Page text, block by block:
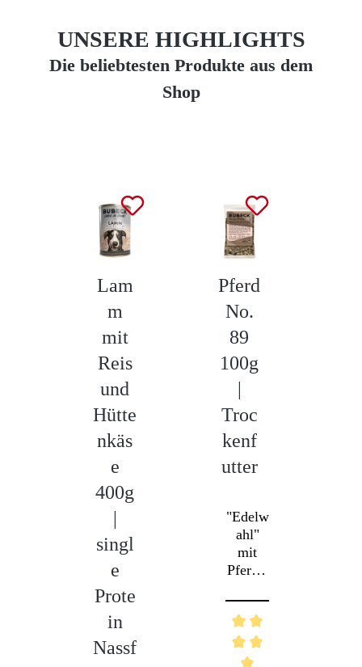
UNSERE HIGHLIGHTS
Die beliebtesten Produkte aus dem
Shop
Lam
m
mit
Reis
und
Hütte
nkäs
e
400g
|
singl
e
Prote
in
Nassf
Pferd
No.
89
100g
|
Troc
kenf
utter
"Edelw
ahl"
mit
Pferd -
ive
Vollna
hrung
für